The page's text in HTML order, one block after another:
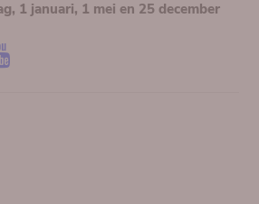
1 januari, 1 mei en 25 december